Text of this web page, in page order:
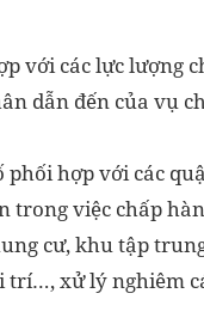
với các lực lượng
dẫn đến của vụ
phối hợp với các
trong việc chấp
cư, khu tập
trí…, xử lý nghiêm